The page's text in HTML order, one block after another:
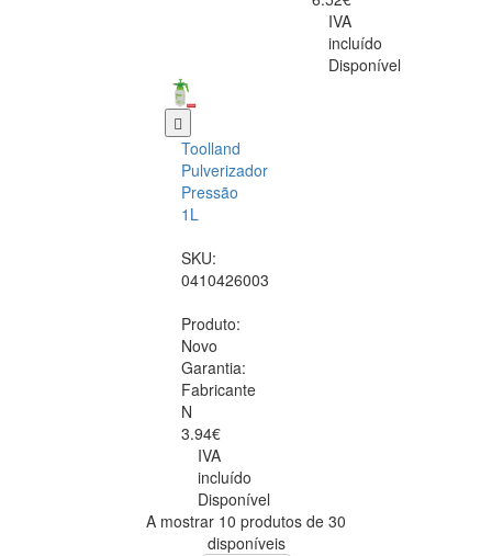
IVA
incluído
Disponível
Toolland
Pulverizador
Pressão
1L
SKU:
0410426003
Produto:
Novo
Garantia:
Fabricante
N
3.94€
IVA
incluído
Disponível
A mostrar 10 produtos de 30
disponíveis